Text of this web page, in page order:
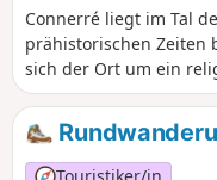
Connerré liegt im Tal
prähistorischen Zeiten
sich der Ort um ein
Kirche Saint-
Stadt, die Ende des
umgeben war, öffnete
dank des Baus von